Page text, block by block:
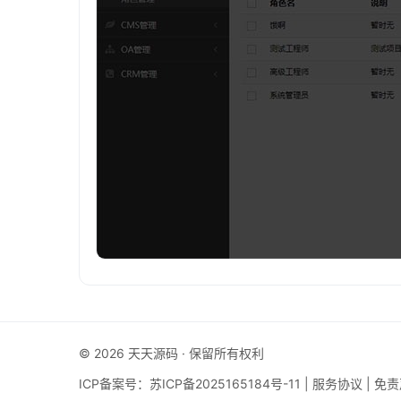
© 2026 天天源码 · 保留所有权利
ICP备案号： 苏ICP备2025165184号-11 服务协议 免